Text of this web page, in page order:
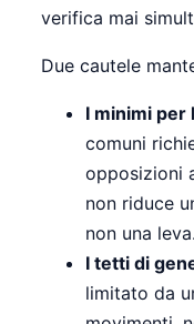
verifica mai
Due cautele
I minimi per
comuni
opposizioni
non riduce
non una leva.
I tetti di
limitato da